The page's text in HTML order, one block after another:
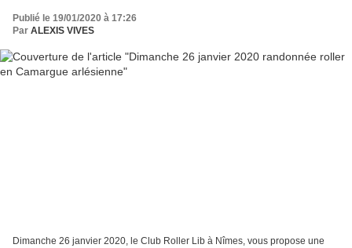
Publié le 19/01/2020 à 17:26
Par ALEXIS VIVES
Dimanche 26 janvier 2020, le Club Roller Lib à Nîmes, vous propose une